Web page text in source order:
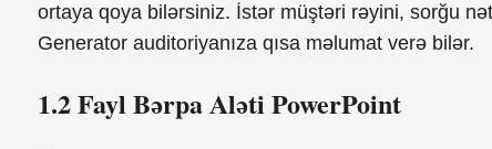
ortaya qoya bilərsiniz. İstər müştəri rəyini, sorğu
Generator auditoriyanıza qısa məlumat verə bilər.
1.2 Fayl Bərpa Aləti PowerPoint